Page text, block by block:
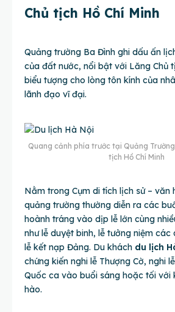
Chủ tịch Hồ Chí Minh
Quảng trường Ba Đình ghi dấu ấn
của đất nước, nổi bật với Lăng Chủ
biểu tượng cho lòng tôn kính của
lãnh đạo vĩ đại.
Quang cảnh phía trước tại Quảng
tịch Hồ Chí Minh
Nằm trong Cụm di tích lịch sử – văn
quảng trường thường diễn ra các
hoành tráng vào dịp lễ lớn cùng
như lễ duyệt binh, lễ tưởng niệm các
lễ kết nạp Đảng. Du khách du lịch
chứng kiến nghi lễ Thượng Cờ, nghi
Quốc ca vào buổi sáng hoặc tối với
hào.